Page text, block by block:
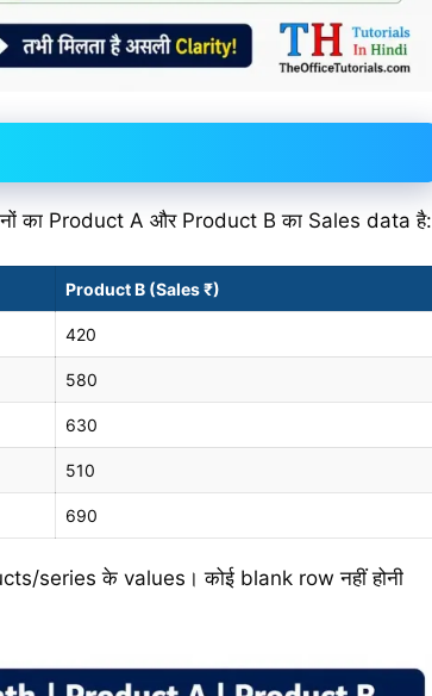
का Product A और Product B का Sales data है:
Product B (Sales ₹)
420
580
630
510
690
series के values। कोई blank row नहीं होनी